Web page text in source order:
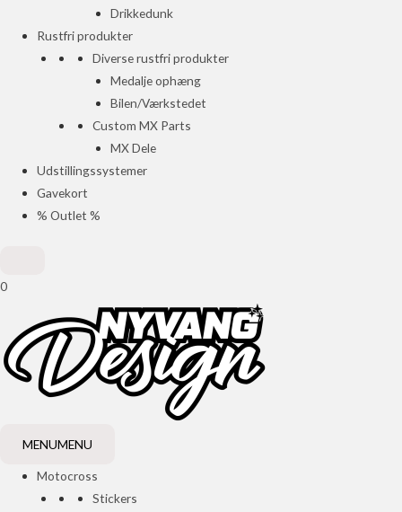
Drikkedunk
Rustfri produkter
Diverse rustfri produkter
Medalje ophæng
Bilen/Værkstedet
Custom MX Parts
MX Dele
Udstillingssystemer
Gavekort
% Outlet %
0
MENUMENU
Motocross
Stickers